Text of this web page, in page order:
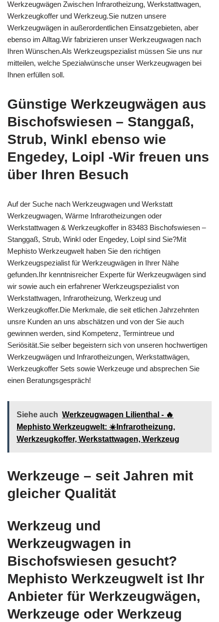
Werkzeugwägen Zwischen Infrarotheizung, Werkstattwagen,
Werkzeugkoffer und Werkzeug.Sie nutzen unsere
Werkzeugwägen in außerordentlichen Einsatzgebieten, aber
ebenso im Alltag.Wir fabrizieren unser Werkzeugwagen nach
Ihren Wünschen.Als Werkzeugspezialist müssen Sie uns nur
mitteilen, welche Spezialwünsche unser Werkzeugwagen bei
Ihnen erfüllen soll.
Günstige Werkzeugwägen aus
Bischofswiesen – Stanggaß,
Strub, Winkl ebenso wie
Engedey, Loipl -Wir freuen uns
über Ihren Besuch
Auf der Suche nach Werkzeugwagen und Werkstatt
Werkzeugwagen, Wärme Infrarotheizungen oder
Werkstattwagen & Werkzeugkoffer in 83483 Bischofswiesen –
Stanggaß, Strub, Winkl oder Engedey, Loipl sind Sie?Mit
Mephisto Werkzeugwelt haben Sie den richtigen
Werkzeugspezialist für Werkzeugwägen in Ihrer Nähe
gefunden.Ihr kenntnisreicher Experte für Werkzeugwägen sind
wir sowie auch ein erfahrener Werkzeugspezialist von
Werkstattwagen, Infrarotheizung, Werkzeug und
Werkzeugkoffer.Die Merkmale, die seit etlichen Jahrzehnten
unsre Kunden an uns abschätzen und von der Sie auch
gewinnen werden, sind Kompetenz, Termintreue und
Seriösität.Sie selber begeistern sich von unseren hochwertigen
Werkzeugwägen und Infrarotheizungen, Werkstattwägen,
Werkzeugkoffer Sets sowie Werkzeuge und absprechen Sie
einen Beratungsgespräch!
Siehe auch Werkzeugwagen Lilienthal - 🔥
Mephisto Werkzeugwelt: ☀️Infrarotheizung,
Werkzeugkoffer, Werkstattwagen, Werkzeug
Werkzeuge – seit Jahren mit
gleicher Qualität
Werkzeug und
Werkzeugwagen in
Bischofswiesen gesucht?
Mephisto Werkzeugwelt ist Ihr
Anbieter für Werkzeugwägen,
Werkzeuge oder Werkzeug